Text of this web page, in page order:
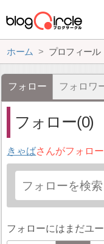
ホーム プロフィール
フォロー フォロワ
フォロー(0)
きゃばさんがフォロ
フォローにはまだユ